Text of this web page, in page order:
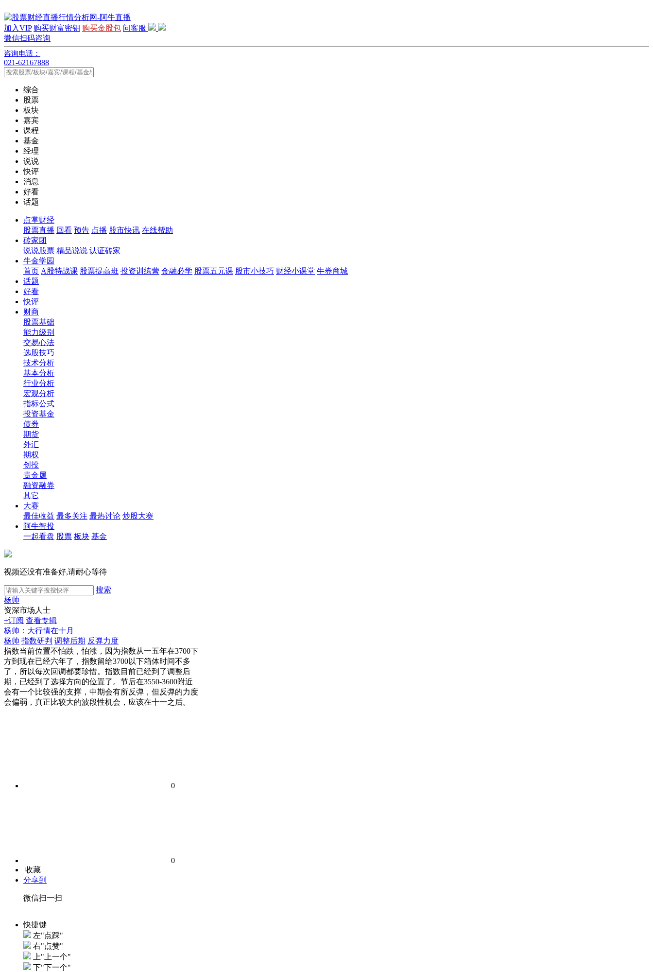
加入VIP 购买财富密钥 购买金股包 问客服
微信扫码咨询
咨询电话：
021-62167888
综合
股票
板块
嘉宾
课程
基金
经理
说说
快评
消息
好看
话题
点掌财经
股票直播 回看 预告 点播 股市快讯 在线帮助
砖家团
说说股票 精品说说 认证砖家
牛金学园
首页 A股特战课 股票提高班 投资训练营 金融必学 股票五元课 股市小技巧 财经小课堂 牛券商城
话题
好看
快评
财商
股票基础
能力级别
交易心法
选股技巧
技术分析
基本分析
行业分析
宏观分析
指标公式
投资基金
债券
期货
外汇
期权
创投
贵金属
融资融券
其它
大赛
最佳收益 最多关注 最热讨论 炒股大赛
阿牛智投
一起看盘 股票 板块 基金
视频还没有准备好,请耐心等待
搜索
杨帅
资深市场人士
+订阅 查看专辑
杨帅：大行情在十月
杨帅 指数研判 调整后期 反弹力度
指数当前位置不怕跌，怕涨，因为指数从一五年在3700下
方到现在已经六年了，指数留给3700以下箱体时间不多
了，所以每次回调都要珍惜。指数目前已经到了调整后
期，已经到了选择方向的位置了。节后在3550-3600附近
会有一个比较强的支撑，中期会有所反弹，但反弹的力度
会偏弱，真正比较大的波段性机会，应该在十一之后。
0
0
收藏
分享到
微信扫一扫
快捷键
左"点踩"
右"点赞"
上"上一个"
下"下一个"